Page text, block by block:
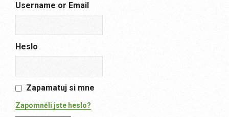
Username or Email
Heslo
Zapamatuj si mne
Zapomněli jste heslo?